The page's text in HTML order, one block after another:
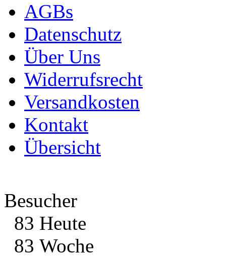
AGBs
Datenschutz
Über Uns
Widerrufsrecht
Versandkosten
Kontakt
Übersicht
Besucher
83 Heute
83 Woche